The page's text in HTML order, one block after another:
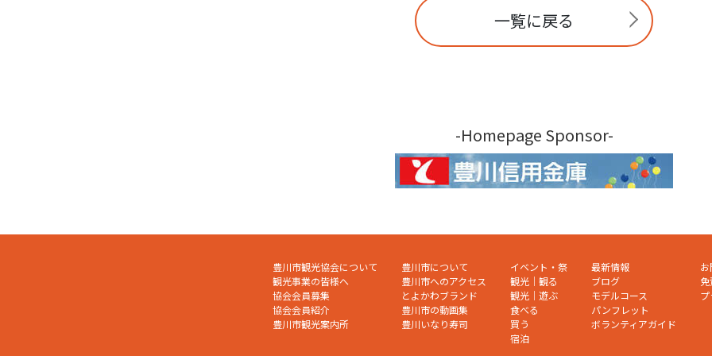
一覧に戻る
-Homepage Sponsor-
豊川市観光協会について
観光事業の皆様へ
協会会員募集
協会会員紹介
豊川市観光案内所
豊川市について
豊川市へのアクセス
とよかわブランド
豊川市の動画集
豊川いなり寿司
イベント・祭
観光｜観る
観光｜遊ぶ
食べる
買う
宿泊
最新情報
ブログ
モデルコース
パンフレット
ボランティアガイド